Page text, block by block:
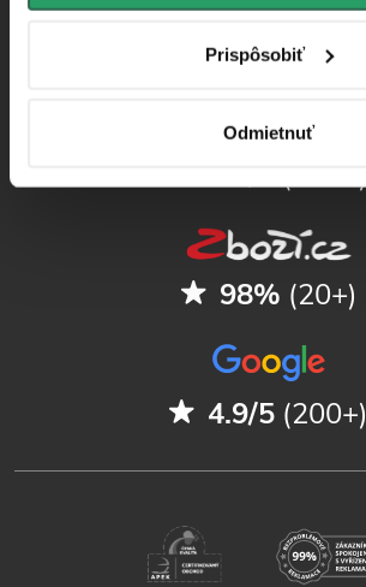
Prispôsobiť
Odmietnuť
98% (20+)
4.9/5 (200+)